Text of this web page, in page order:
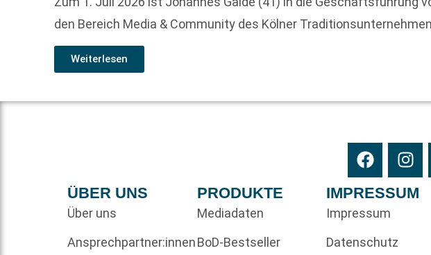
den Bereich Media & Community des Kölner
Weiterlesen
ÜBER UNS
Über uns
Ansprechpartner:innen
PRODUKTE
Mediadaten
BoD-Bestseller
IMPRESSUM
Impressum
Datenschutz